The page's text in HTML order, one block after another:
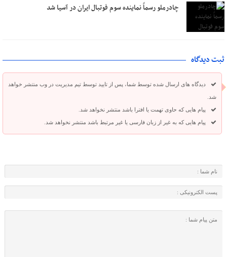
چادرملو رسماً نماینده سوم فوتبال ایران در آسیا شد
ثبت دیدگاه
دیدگاه های ارسال شده توسط شما، پس از تایید توسط تیم مدیریت در وب منتشر خواهد
شد.
پیام هایی که حاوی تهمت یا افترا باشد منتشر نخواهد شد.
پیام هایی که به غیر از زبان فارسی یا غیر مرتبط باشد منتشر نخواهد شد.